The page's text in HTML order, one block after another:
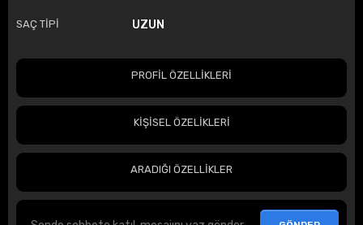
SAÇ TİPİ UZUN
PROFİL ÖZELLİKLERİ
KİŞİSEL ÖZELİKLERİ
ARADIĞI ÖZELLİKLER